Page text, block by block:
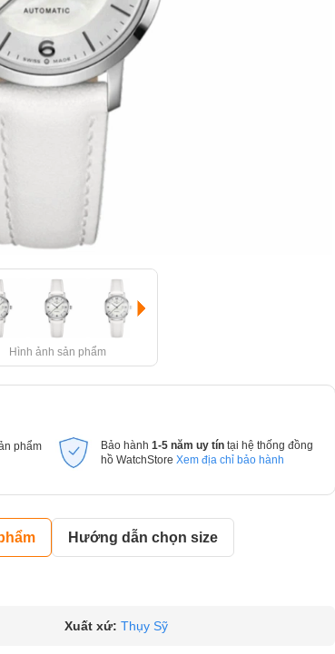
Hình ảnh sản phẩm
phẩm
Bảo hành 1-5 năm uy tín tại hệ thống đồng
hồ WatchStore Xem địa chỉ bảo hành
Hướng dẫn chọn size
Xuất xứ: Thụy Sỹ